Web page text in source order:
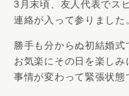
3月末頃、友人代表でス
連絡が入って参りました
勝手も分からぬ初結婚式
お気楽にその日を楽し
事情が変わって緊張状態